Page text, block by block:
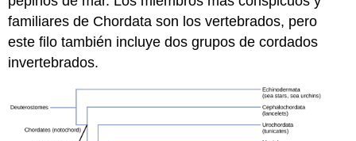
familiares de Chordata son los vertebrados, pero
este filo también incluye dos grupos de cordados
invertebrados.